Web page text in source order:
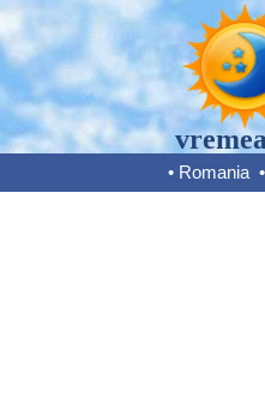
• Romania •